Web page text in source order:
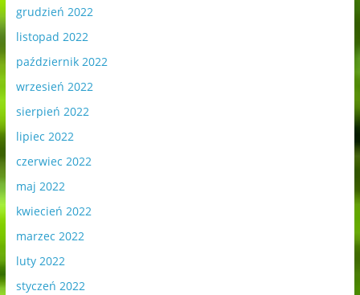
grudzień 2022
listopad 2022
październik 2022
wrzesień 2022
sierpień 2022
lipiec 2022
czerwiec 2022
maj 2022
kwiecień 2022
marzec 2022
luty 2022
styczeń 2022